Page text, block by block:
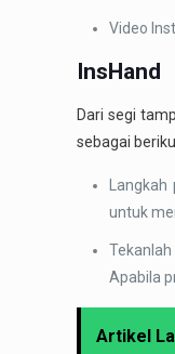
Video
InsHand
Dari segi
sebagai
untuk
Apabila
Artikel